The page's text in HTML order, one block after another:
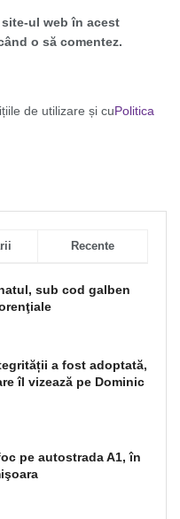
ul web în acest
o să comentez.
de utilizare și cuPolitica
Recente
sub cod galben
a fost adoptată,
îl vizează pe Dominic
pe autostrada A1, în